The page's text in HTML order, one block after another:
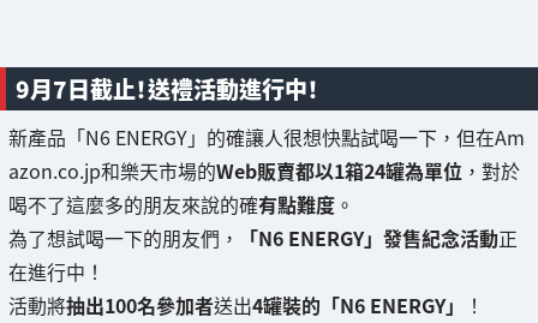
9月7日截止！送禮活動進行中！
新產品「N6 ENERGY」的確讓人很想快點試喝一下，但在Am
azon.co.jp和樂天市場的Web販賣都以1箱24罐為單位 ，對於
喝不了這麼多的朋友來說的確有點難度 。
為了想試喝一下的朋友們，
「N6 ENERGY」發售紀念活動正
在進行中！
活動將抽出100名參加者送出4罐裝的「N6 ENERGY」
！